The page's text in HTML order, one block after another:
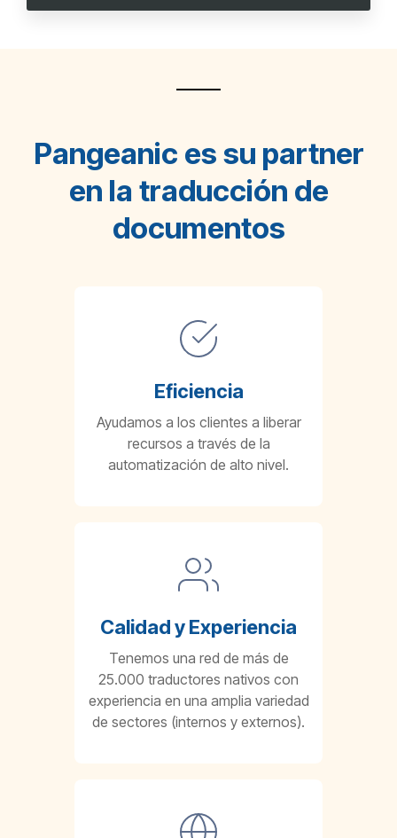
Pangeanic es su partner
en la traducción de
documentos
Eficiencia
Ayudamos a los clientes a liberar
recursos a través de la
automatización de alto nivel.
Calidad y Experiencia
Tenemos una red de más de
25.000 traductores nativos con
experiencia en una amplia variedad
de sectores (internos y externos).